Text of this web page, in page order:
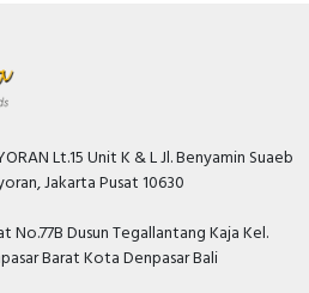
Lt.15 Unit K & L Jl. Benyamin Suaeb
Jakarta Pusat 10630
No.77B Dusun Tegallantang Kaja Kel.
Barat Kota Denpasar Bali